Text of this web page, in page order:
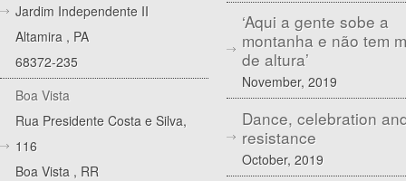
Jardim Independente II
Altamira , PA
68372-235
Boa Vista
Rua Presidente Costa e Silva,
116
Boa Vista , RR
‘Aqui a gente sobe a
montanha e não tem
de altura’
November, 2019
Dance, celebration
resistance
October, 2019